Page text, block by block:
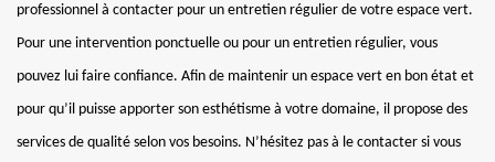
professionnel à contacter pour un entretien régulier de votre espace vert.
Pour une intervention ponctuelle ou pour un entretien régulier, vous
pouvez lui faire confiance. Afin de maintenir un espace vert en bon état et
pour qu’il puisse apporter son esthétisme à votre domaine, il propose des
services de qualité selon vos besoins. N’hésitez pas à le contacter si vous